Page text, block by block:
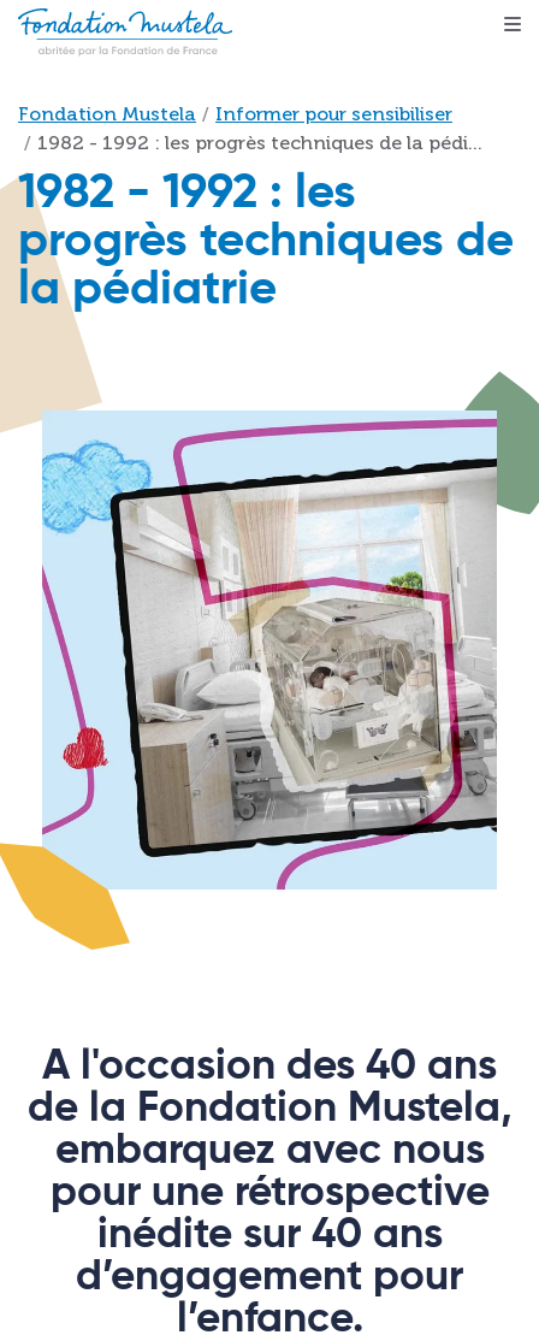
Aller au contenu principal
Fil d'Ariane
Fondation Mustela
Informer pour sensibiliser
1982 - 1992 : les progrès techniques de la pédi...
1982 - 1992 : les
progrès techniques de
la pédiatrie
Image
A l'occasion des 40 ans
de la Fondation Mustela,
embarquez avec nous
pour une rétrospective
inédite sur 40 ans
d’engagement pour
l’enfance.